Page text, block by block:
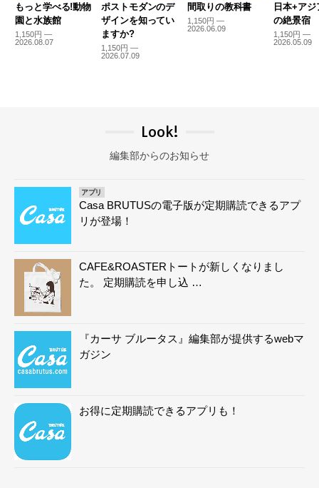
もっと学べる!動物
園と水族館
1,150円 —
2026.08.07
ポストモダンのデ
ザインを知ってい
ますか?
1,150円 —
2026.07.09
間取りの教科書
1,150円 —
2026.06.09
日本+アジ
の絶景宿
1,150円 —
2026.05.09
Look!
編集部からのお知らせ
アプリ
Casa BRUTUSの電子版が定期購読できるアプ
リが登場！
CAFE&ROASTERトートが新しくなりまし
た。 定期購読を申し込 …
『カーサ ブルータス』編集部が提供するwebマ
ガジン
お得に定期購読できるアプリも！